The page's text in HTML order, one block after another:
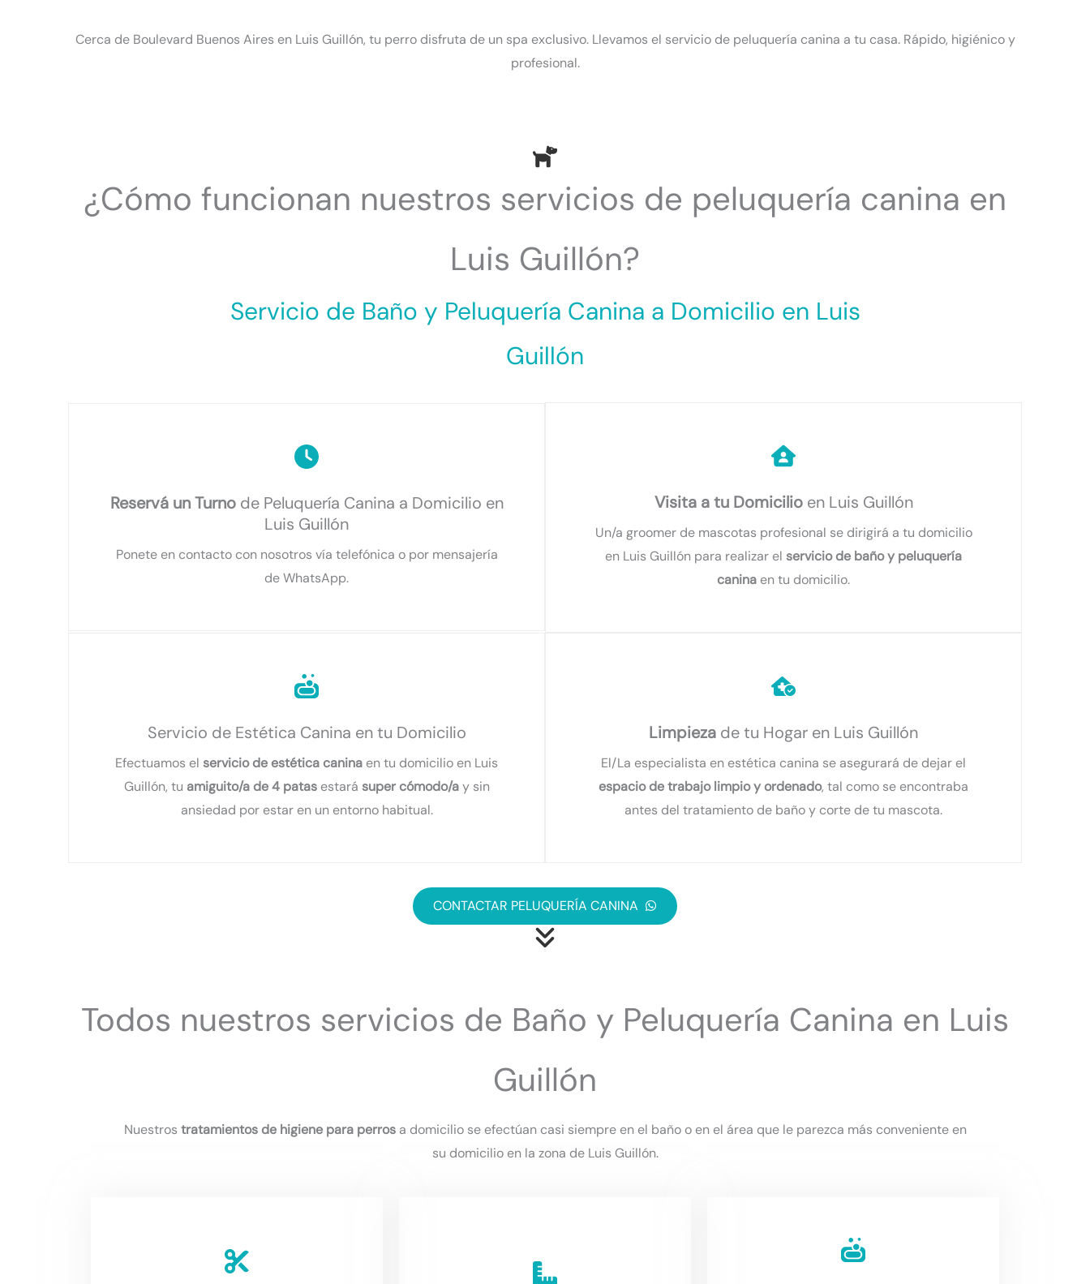
Cerca de Boulevard Buenos Aires en Luis Guillón, tu perro disfruta de un spa exclusivo. Llevamos el servicio de peluquería canina a tu casa. Rápido, higiénico y
profesional.
¿Cómo funcionan nuestros servicios de peluquería canina en
Luis Guillón?
Servicio de Baño y Peluquería Canina a Domicilio en Luis
Guillón
Reservá un Turnode Peluquería Canina a Domicilio en
Luis Guillón
Ponete en contacto con nosotros vía telefónica o por mensajería
de WhatsApp.
Visita a tu Domicilioen Luis Guillón
Un/a groomer de mascotas profesional se dirigirá a tu domicilio
en Luis Guillón para realizar el servicio de baño y peluquería
canina en tu domicilio.
Servicio de Estética Canina en tu Domicilio
Efectuamos el servicio de estética canina en tu domicilio en Luis
Guillón, tu amiguito/a de 4 patasestará super cómodo/ay sin
ansiedad por estar en un entorno habitual.
Limpieza de tu Hogar en Luis Guillón
El/La especialista en estética canina se asegurará de dejar el
espacio de trabajo limpio y ordenado, tal como se encontraba
antes del tratamiento de baño y corte de tu mascota.
CONTACTAR PELUQUERÍA CANINA
Todos nuestros servicios de Baño y Peluquería Canina en Luis
Guillón
Nuestros tratamientos de higiene para perrosa domicilio se efectúan casi siempre en el baño o en el área que le parezca más conveniente en
su domicilio en la zona de Luis Guillón.